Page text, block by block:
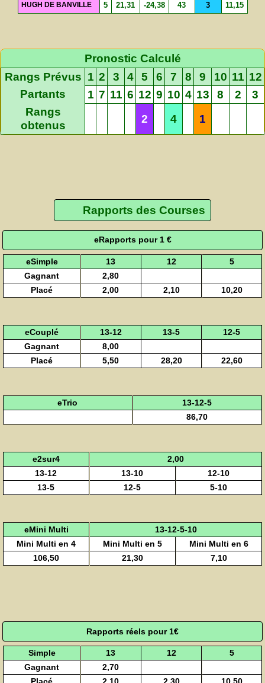
HUGH DE BANVILLE 5 21,31 -24,38 43 3 11,15
Pronostic Calculé
Rangs Prévus 1 2 3 4 5 6 7 8 9 10 11 12
Partants
1 7 11 6 12 9 10 4 13 8 2
3
Rangs
obtenus
2 4 1
Rapports des Courses
eRapports pour 1 €
eSimple 13 12
5
Gagnant
2,80
Placé
2,00 2,10 10,20
eCouplé 13-12 13-5
12-5
Gagnant
8,00
Placé
5,50 28,20 22,60
eTrio
13-12-5
86,70
e2sur4
2,00
13-12
13-10
12-10
13-5
12-5 5-10
eMini Multi
13-12-5-10
Mini Multi en 4
Mini Multi en 5
Mini Multi en 6
106,50
21,30 7,10
Rapports réels pour 1€
Simple 13 12
5
Gagnant
2,70